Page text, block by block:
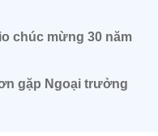
chúc mừng 30 năm
gặp Ngoại trưởng